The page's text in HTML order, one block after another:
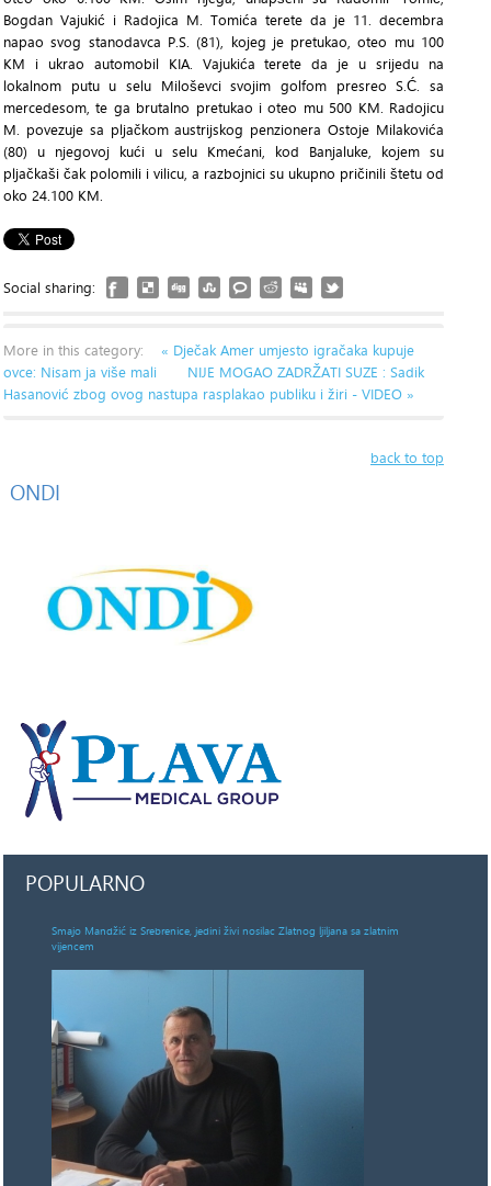
Bogdan Vajukić i Radojica M. Tomića terete da je 11. decembra
napao svog stanodavca P.S. (81), kojeg je pretukao, oteo mu 100
KM i ukrao automobil KIA. Vajukića terete da je u srijedu na
lokalnom putu u selu Miloševci svojim golfom presreo S.Ć. sa
mercedesom, te ga brutalno pretukao i oteo mu 500 KM. Radojicu
M. povezuje sa pljačkom austrijskog penzionera Ostoje Milakovića
(80) u njegovoj kući u selu Kmećani, kod Banjaluke, kojem su
pljačkaši čak polomili i vilicu, a razbojnici su ukupno pričinili štetu od
oko 24.100 KM.
Social sharing:
More in this category:
« Dječak Amer umjesto igračaka kupuje
ovce: Nisam ja više mali
NIJE MOGAO ZADRŽATI SUZE : Sadik
Hasanović zbog ovog nastupa rasplakao publiku i žiri - VIDEO »
back to top
ONDI
POPULARNO
Smajo Mandžić iz Srebrenice, jedini živi nosilac Zlatnog ljiljana sa zlatnim
vijencem